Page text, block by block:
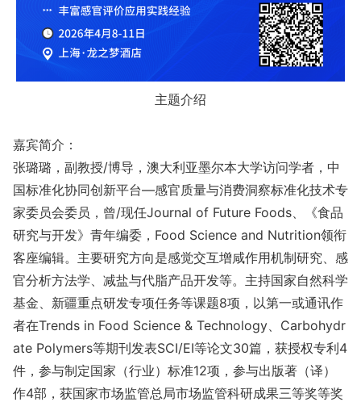
主题介绍
嘉宾简介：
张璐璐，副教授/博导，澳大利亚墨尔本大学访问学者，中
国标准化协同创新平台—感官质量与消费洞察标准化技术专
家委员会委员，曾/现任Journal of Future Foods、《食品
研究与开发》青年编委，Food Science and Nutrition领衔
客座编辑。主要研究方向是感觉交互增咸作用机制研究、感
官分析方法学、减盐与代脂产品开发等。主持国家自然科学
基金、新疆重点研发专项任务等课题8项，以第一或通讯作
者在Trends in Food Science & Technology、Carbohydr
ate Polymers等期刊发表SCI/EI等论文30篇，获授权专利4
件，参与制定国家（行业）标准12项，参与出版著（译）
作4部，获国家市场监管总局市场监管科研成果三等奖等奖